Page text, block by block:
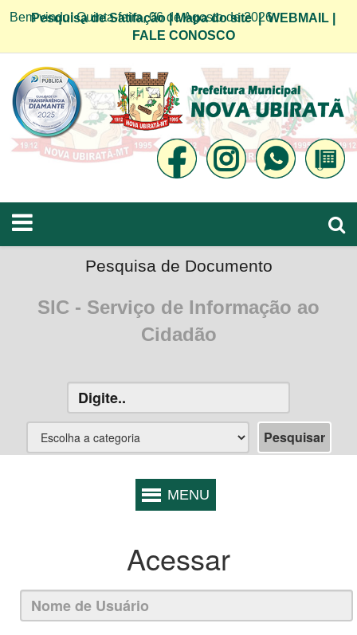
Bem vindo! Quinta-feira, 06 de Agosto de 2026
Pesquisa de Satifação|Mapa do site|WEBMAIL
FALE CONOSCO
Pesquisa de Documento
SIC - Serviço de Informação ao
Cidadão
Acessar